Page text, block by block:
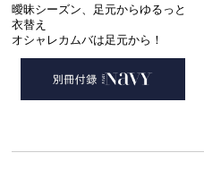
曖昧シーズン、足元からゆるっと
衣替え
オシャレカムバは足元から！